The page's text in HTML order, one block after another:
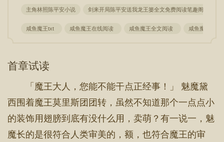
主角林照陈平安小说 剑来开局陈平安送我龙王篓全文免费阅读笔趣阁
咸鱼魔王txt 咸鱼魔王在线阅读 咸鱼魔王全文阅读 咸鱼魔王txt
首章试读
「魔王大人，您能不能干点正经事！」 魅魔黛
西围着魔王莫里斯团团转，虽然不知道那个一点点小
的装饰用翅膀到底有没什么用，卖萌？有一说一，魅
魔长的是很符合人类审美的，额，也符合魔王的审